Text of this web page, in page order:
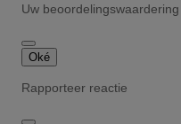
Uw
Oké
Rapporteer reactie